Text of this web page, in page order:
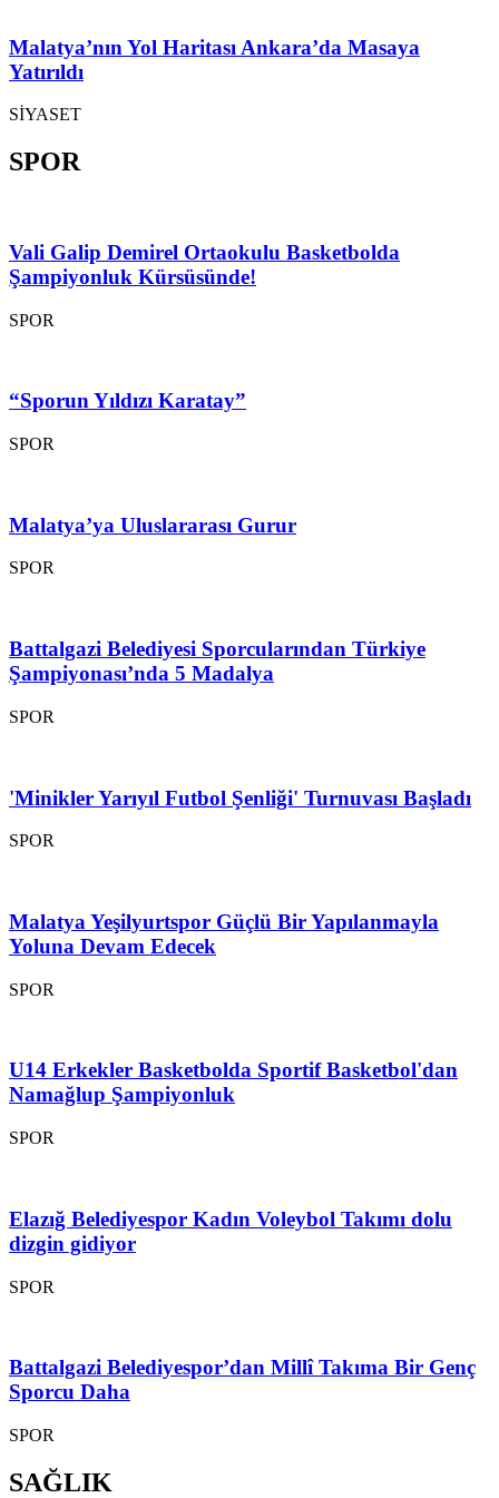
Malatya’nın Yol Haritası Ankara’da Masaya
Yatırıldı
SİYASET
SPOR
Vali Galip Demirel Ortaokulu Basketbolda
Şampiyonluk Kürsüsünde!
SPOR
“Sporun Yıldızı Karatay”
SPOR
Malatya’ya Uluslararası Gurur
SPOR
Battalgazi Belediyesi Sporcularından Türkiye
Şampiyonası’nda 5 Madalya
SPOR
'Minikler Yarıyıl Futbol Şenliği' Turnuvası Başladı
SPOR
Malatya Yeşilyurtspor Güçlü Bir Yapılanmayla
Yoluna Devam Edecek
SPOR
U14 Erkekler Basketbolda Sportif Basketbol'dan
Namağlup Şampiyonluk
SPOR
Elazığ Belediyespor Kadın Voleybol Takımı dolu
dizgin gidiyor
SPOR
Battalgazi Belediyespor’dan Millî Takıma Bir Genç
Sporcu Daha
SPOR
SAĞLIK